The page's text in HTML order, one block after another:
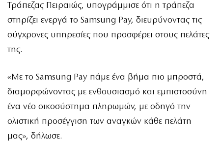
Τράπεζας Πειραιώς, υπογράμμισε ότι η τράπεζα
στηρίζει ενεργά το Samsung Pay, διευρύνοντας τις
σύγχρονες υπηρεσίες που προσφέρει στους πελάτες
της.
«Με το Samsung Pay πάμε ένα βήμα πιο μπροστά,
διαμορφώνοντας με ενθουσιασμό και εμπιστοσύνη
ένα νέο οικοσύστημα πληρωμών, με οδηγό την
ολιστική προσέγγιση των αναγκών κάθε πελάτη
μας», δήλωσε.